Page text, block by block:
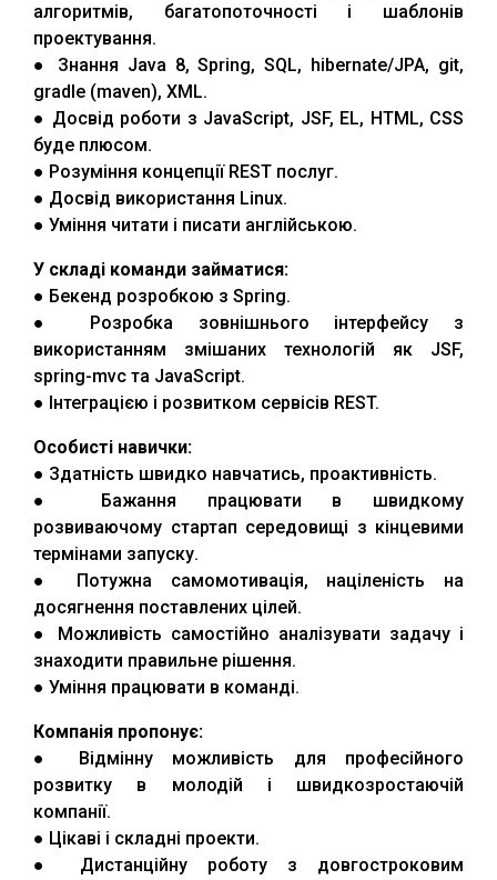
алгоритмів, багатопоточності і шаблонів
проектування.
● Знання Java 8, Spring, SQL, hibernate/JPA, git,
gradle (maven), XML.
● Досвід роботи з JavaScript, JSF, EL, HTML, CSS
буде плюсом.
● Розуміння концепції REST послуг.
● Досвід використання Linux.
● Уміння читати і писати англійською.
У складі команди займатися:
● Бекенд розробкою з Spring.
● Розробка зовнішнього інтерфейсу з
використанням змішаних технологій як JSF,
spring-mvc та JavaScript.
● Інтеграцією і розвитком сервісів REST.
Особисті навички:
● Здатність швидко навчатись, проактивність.
● Бажання працювати в швидкому
розвиваючому стартап середовищі з кінцевими
термінами запуску.
● Потужна самомотивація, націленість на
досягнення поставлених цілей.
● Можливість самостійно аналізувати задачу і
знаходити правильне рішення.
● Уміння працювати в команді.
Компанія пропонує:
● Відмінну можливість для професійного
розвитку в молодій і швидкозростаючій
компанії.
● Цікаві і складні проекти.
● Дистанційну роботу з довгостроковим